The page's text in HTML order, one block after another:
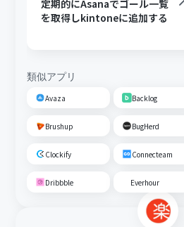
定期的にAsanaでゴール一覧
を取得しkintoneに追加する
類似アプリ
Avaza Backlog
Brushup BugHerd
Clockify Connecteam
Dribbble Everhour